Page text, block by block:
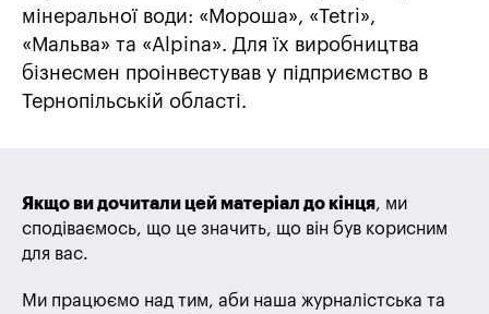
мінеральної води: «Мороша», «Tetri»,
«Мальва» та «Alpina». Для їх виробництва
бізнесмен проінвестував у підприємство в
Тернопільській області.
Якщо ви дочитали цей матеріал до кінця, ми
сподіваємось, що це значить, що він був корисним
для вас.
Ми працюємо над тим, аби наша журналістська та